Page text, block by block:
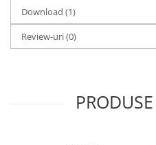
Deep Cycle - Tractiune/Semi-
Tractiune
Marine & Caravan
Sisteme de management (BMS)
Download (1)
Review-uri(0)